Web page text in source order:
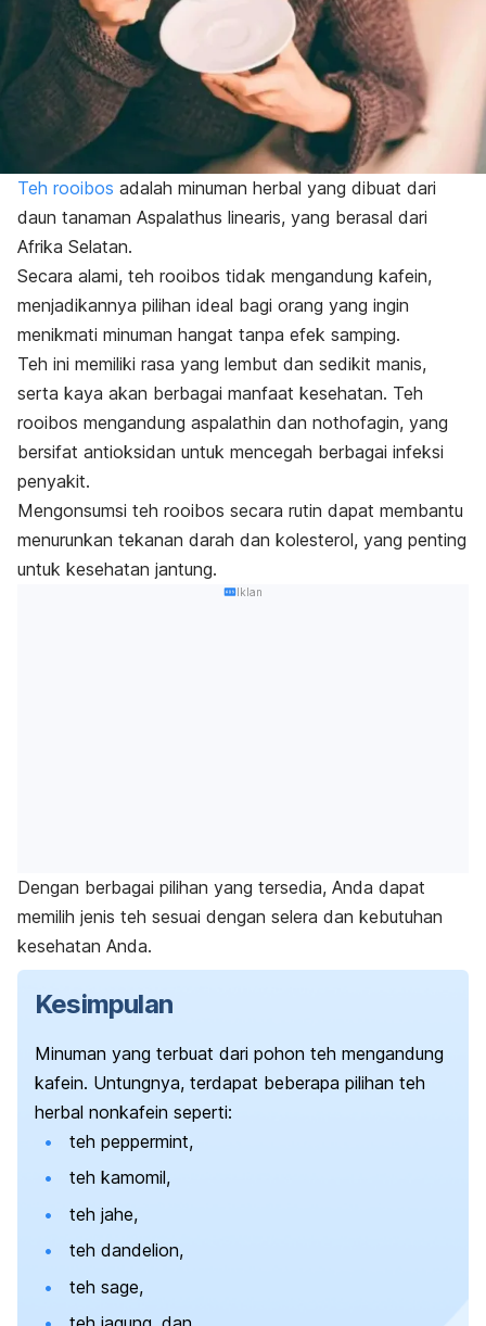
Teh rooibos adalah minuman herbal yang dibuat dari
daun tanaman Aspalathus linearis, yang berasal dari
Afrika Selatan.
Secara alami, teh rooibos tidak mengandung kafein,
menjadikannya pilihan ideal bagi orang yang ingin
menikmati minuman hangat tanpa efek samping.
Teh ini memiliki rasa yang lembut dan sedikit manis,
serta kaya akan berbagai manfaat kesehatan. Teh
rooibos mengandung aspalathin dan nothofagin, yang
bersifat antioksidan untuk mencegah berbagai infeksi
penyakit.
Mengonsumsi teh rooibos secara rutin dapat membantu
menurunkan tekanan darah dan kolesterol, yang penting
untuk kesehatan jantung.
Iklan
Dengan berbagai pilihan yang tersedia, Anda dapat
memilih jenis teh sesuai dengan selera dan kebutuhan
kesehatan Anda.
Kesimpulan
Minuman yang terbuat dari pohon teh mengandung
kafein. Untungnya, terdapat beberapa pilihan teh
herbal nonkafein seperti:
teh peppermint,
teh kamomil,
teh jahe,
teh dandelion,
teh sage,